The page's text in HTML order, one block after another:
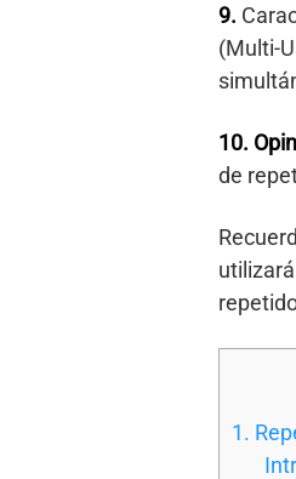
9.
(Multi-
10.
de
1.